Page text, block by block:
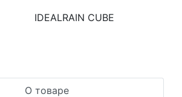
IDEALRAIN CUBE
О товаре